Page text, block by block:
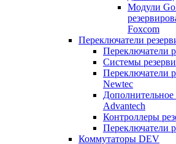
Модули
Foxcom
Переключатели
Переключатели
Системы
Переключатели
Newtec
Дополнительное
Advantech
Контроллеры
Переключатели
Коммутаторы DEV